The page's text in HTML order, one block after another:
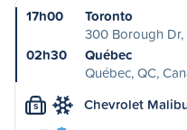
17h00
Toronto
300 Borough
02h30
Québec
Québec, QC,
S Chevrolet